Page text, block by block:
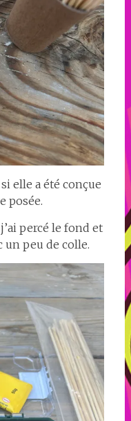
elle a été conçue
posée.
percé le fond et
un peu de colle.